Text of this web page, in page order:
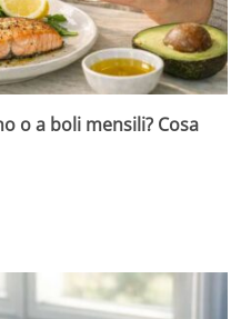
o a boli mensili? Cosa